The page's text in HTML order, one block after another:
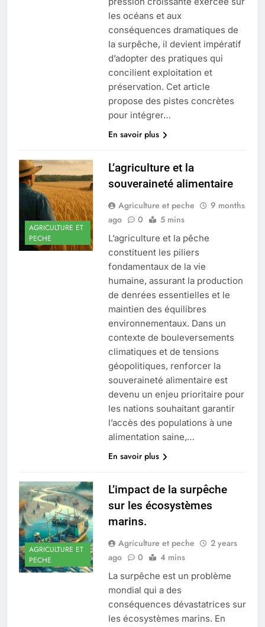
les océans et aux
conséquences dramatiques de
la surpêche, il devient impératif
d’adopter des pratiques qui
concilient exploitation et
préservation. Cet article
propose des pistes concrètes
pour intégrer…
En savoir plus
AGRICULTURE ET
PECHE
L’agriculture et la
souveraineté alimentaire
Agriculture et peche
9 months
ago
0 5 mins
L’agriculture et la pêche
constituent les piliers
fondamentaux de la vie
humaine, assurant la production
de denrées essentielles et le
maintien des équilibres
environnementaux. Dans un
contexte de bouleversements
climatiques et de tensions
géopolitiques, renforcer la
souveraineté alimentaire est
devenu un enjeu prioritaire pour
les nations souhaitant garantir
l’accès des populations à une
alimentation saine,…
En savoir plus
AGRICULTURE ET
PECHE
L’impact de la surpêche
sur les écosystèmes
marins.
Agriculture et peche
2 years
ago
0 4 mins
La surpêche est un problème
mondial qui a des
conséquences dévastatrices sur
les écosystèmes marins. En